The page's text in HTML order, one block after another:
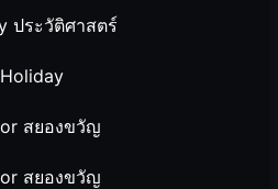
ประวัติศาสตร์
Holiday
สยองขวัญ
สยองขวัญ